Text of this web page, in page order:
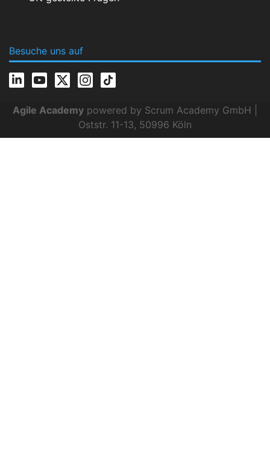
Besuche uns auf
Agile Academy powered by Scrum Academy GmbH |
Oststr. 11-13, 50996 Köln